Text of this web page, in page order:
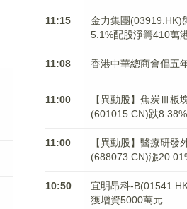
11:15
金力集團(03919.HK)
5.1%配股淨籌410萬
11:08 香港中華總商會倡五
11:00
【異動股】焦炭Ⅲ板
(601015.CN)跌8.38%
11:00
【異動股】醫療研發
(688073.CN)漲
10:50
宜明昂科-
獲增資5000萬元